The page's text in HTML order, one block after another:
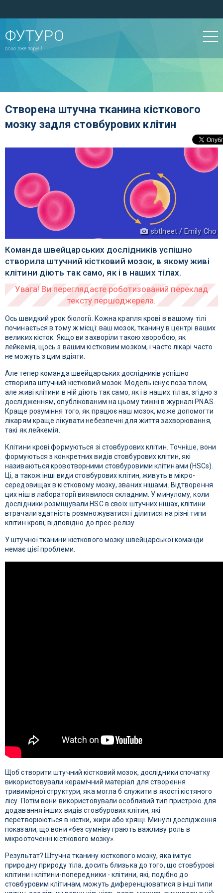
ФУТУРО
воно вже поруч!
Створена штучна тканина кісткового
мозку задля стовбурових клітин
sbtlneet / Emily Cho
Команда швейцарських дослідників успішно
створила штучний кістковий мозок, в якому живі
клітини діють так само, як і в наших тілах.
Ось швидкий урок біології. Кожна крапля крові в вашому тілі
починається в тому ж місці: ваш мозок, тканину в центрі ваших
великих кісток. Якщо ви захворіли такою хворобою, як
лейкемія, щось з вашим кістковим мозком, і часто лікарі часто
не можуть з цим вдіяти.
Але тепер команда швейцарських дослідників успішно
створила штучний кістковий мозок. Модель існує поза тілом,
але живі клітини в ній діють так само, як і в наших тілах, згідно з
дослідженням, опублікованим на цьому тижні в журналі PNAS.
Краще розуміння того, як працює наш мозок, може допомогти
лікарям краще лікувати небезпечні для життя захворювання,
такі як лейкемія.
Клітини крові формуються зі стовбурових клітин. Точніше, вони
формуються з конкретних видів стовбурових клітин, які
називаються кровотворними стовбуровими клітинами (HSCs).
Ці, а також інші види стовбурових клітин, живуть в мікро-
середовищах в кістковому мозку, званих нішами. Відтворення
цих ніш в лабораторії виявилося складним. У минулому, коли
дослідники розміщували HSC в своїх штучних нішах, клітини
втрачали здатність розмножуватися і ділитися на різні типи
клітин крові, відповідно до прес-релізу.
У штучної тканини кісткового мозку швейцарської команди
немає цієї проблеми.
Щоб створити штучний кістковий мозок, дослідники спочатку
використовували керамічний матеріал для створення
тривимірної структури, яка могла б служити в якості кістяного
лісу. Потім вони використовували особливий тип пристрою для
додавання інших видів стовбурових клітин, які
перетворюються в кістки, жири або хрящі. Минулі дослідження
показали, що вони «без сумніву грають важливу роль в
мікрооточенні кісткового мозку».
Результат? Штучна тканину кісткового мозку, яка імітує
природну природу тіла, досить близька до того, що стовбурові
клітини і клітини-попередники - клітини, які, подібно до
стовбуровим клітинам, можуть диференціюватися в інші типи